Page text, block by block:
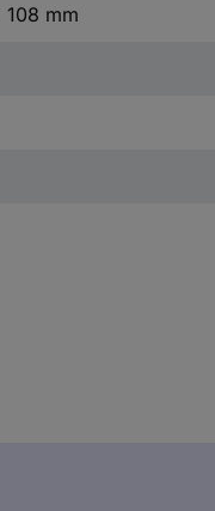
108 mm